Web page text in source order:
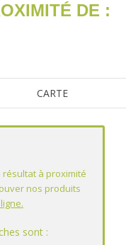
DE :
CARTE